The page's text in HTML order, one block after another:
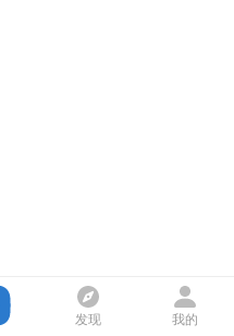
发现 我的